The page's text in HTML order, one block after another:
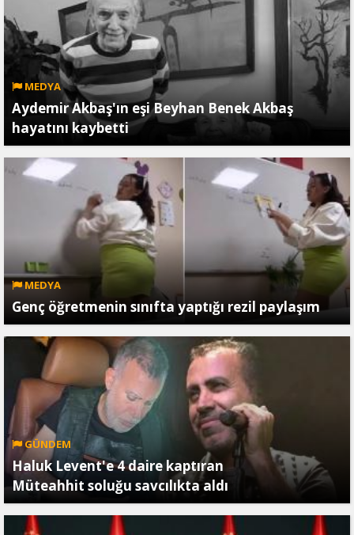
MEDYA
Aydemir Akbaş'ın eşi Beyhan Benek Akbaş
hayatını kaybetti
MEDYA
Genç öğretmenin sınıfta yaptığı rezil paylaşım
GÜNDEM
Haluk Levent'e 4 daire kaptıran
Müteahhit soluğu savcılıkta aldı